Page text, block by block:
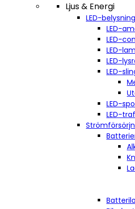
Ljus & Energi
LED-belysning
LED-
LED-
LED-
LED-
LED-
LED-
LED-